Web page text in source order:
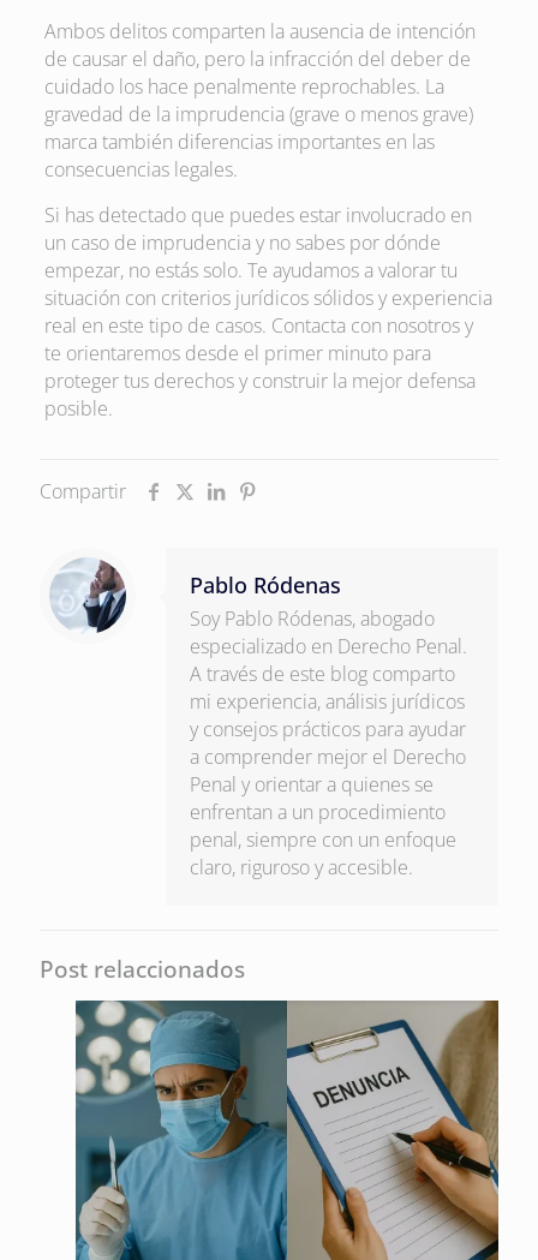
Ambos delitos comparten la ausencia de intención
de causar el daño, pero la infracción del deber de
cuidado los hace penalmente reprochables. La
gravedad de la imprudencia (grave o menos grave)
marca también diferencias importantes en las
consecuencias legales.
Si has detectado que puedes estar involucrado en
un caso de imprudencia y no sabes por dónde
empezar, no estás solo. Te ayudamos a valorar tu
situación con criterios jurídicos sólidos y experiencia
real en este tipo de casos. Contacta con nosotros y
te orientaremos desde el primer minuto para
proteger tus derechos y construir la mejor defensa
posible.
Compartir
Pablo Ródenas
Soy Pablo Ródenas, abogado
especializado en Derecho Penal.
A través de este blog comparto
mi experiencia, análisis jurídicos
y consejos prácticos para ayudar
a comprender mejor el Derecho
Penal y orientar a quienes se
enfrentan a un procedimiento
penal, siempre con un enfoque
claro, riguroso y accesible.
Post relaccionados